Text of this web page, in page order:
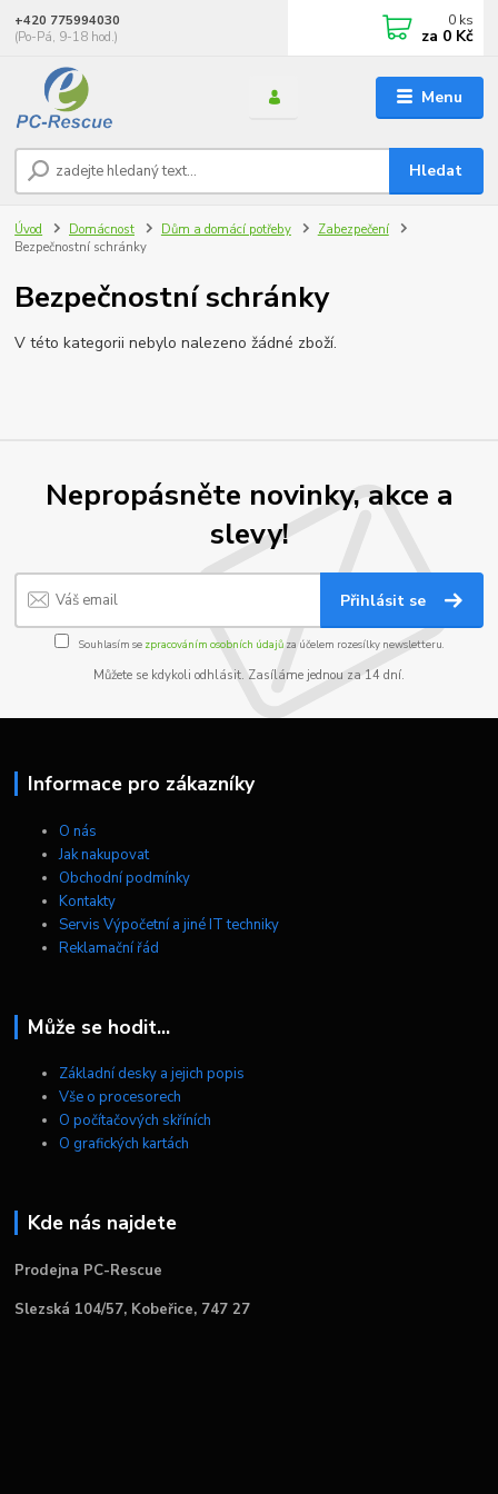
Menu
Hledat
+420 775994030
(Po-Pá, 9-18 hod.)
0 ks
za 0 Kč
Úvod Domácnost Dům a domácí potřeby
Zabezpečení
Bezpečnostní schránky
Bezpečnostní schránky
V této kategorii nebylo nalezeno žádné zboží.
Nepropásněte novinky, akce a
slevy!
Přihlásit se
Souhlasím se zpracováním osobních údajůza účelem rozesílky newsletteru.
Můžete se kdykoli odhlásit. Zasíláme jednou za 14 dní.
Informace pro zákazníky
O nás
Jak nakupovat
Obchodní podmínky
Kontakty
Servis Výpočetní a jiné IT techniky
Reklamační řád
Může se hodit...
Základní desky a jejich popis
Vše o procesorech
O počítačových skříních
O grafických kartách
Kde nás najdete
Prodejna PC-Rescue
Slezská 104/57, Kobeřice, 747 27